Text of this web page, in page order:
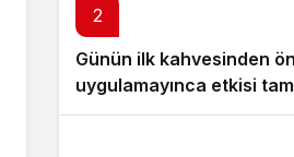
2
Günün ilk kahvesinden
uygulamayınca etkisi
dönüyor